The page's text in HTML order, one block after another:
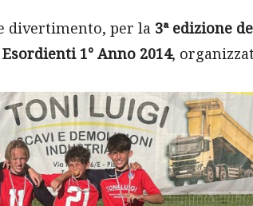
divertimento, per la 3ª edizione
1° Anno 2014,